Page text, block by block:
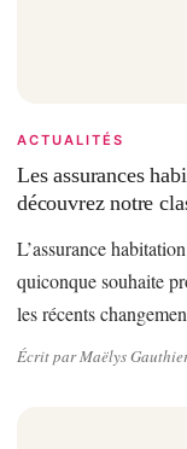
ACTUALITÉS
Les assurances
découvrez notre
L’assurance
quiconque souhaite
les récents
Écrit par Maëlys